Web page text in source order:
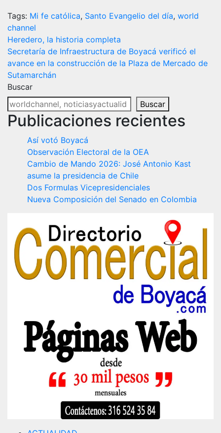
Tags: Mi fe católica, Santo Evangelio del día, world
channel
Navegación
de
entradas
Heredero, la historia completa
Secretaría de Infraestructura de Boyacá verificó el
avance en la construcción de la Plaza de Mercado de
Sutamarchán
Buscar
Buscar
Publicaciones recientes
Así votó Boyacá
Observación Electoral de la OEA
Cambio de Mando 2026: José Antonio Kast
asume la presidencia de Chile
Dos Formulas Vicepresidenciales
Nueva Composición del Senado en Colombia